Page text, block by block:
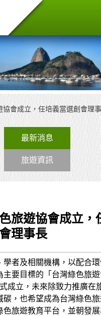
協會成立，任培義當選創會理
最新消息
旅遊資訊
旅遊協會成立，
理事長
者及相關機構，以配合環
主要目標的「台灣綠色旅
成立，未來除致力推廣在
碳，也希望成為台灣綠色
色旅遊教育平台，並朝發